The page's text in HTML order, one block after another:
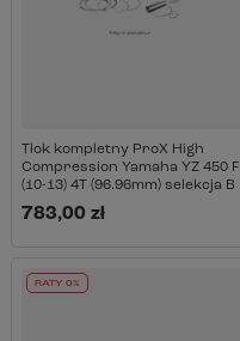
Tłok kompletny ProX High
Compression Yamaha YZ 450 F
(10-13) 4T (96.96mm) selekcja B
783,00 zł
RATY 0%